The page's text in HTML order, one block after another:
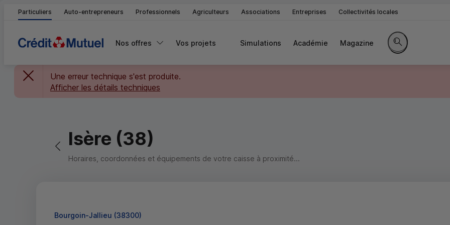
Particuliers Auto-entrepreneurs Professionnels Agriculteurs Associations Entreprises Collectivités locales
Nos offres Vos projets Simulations Académie Magazine
Rechercher sur le
Une erreur technique s'est produite.
Afficher les détails techniques
Retour vers la page précédente
Isère (38)
Horaires, coordonnées et équipements de votre caisse à proximité...
Bourgoin-Jallieu (38300)